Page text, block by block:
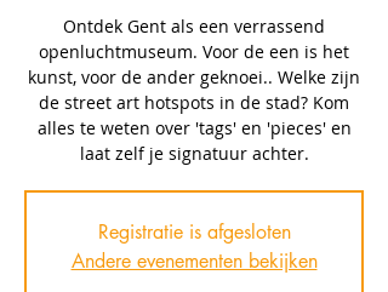
Ontdek Gent als een verrassend
openluchtmuseum. Voor de een is het
kunst, voor de ander geknoei.. Welke zijn
de street art hotspots in de stad? Kom
alles te weten over 'tags' en 'pieces' en
laat zelf je signatuur achter.
Registratie is afgesloten
Andere evenementen bekijken